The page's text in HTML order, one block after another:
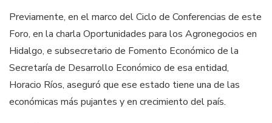
Previamente, en el marco del Ciclo de Conferencias de este
Foro, en la charla Oportunidades para los Agronegocios en
Hidalgo, e subsecretario de Fomento Económico de la
Secretaría de Desarrollo Económico de esa entidad,
Horacio Ríos, aseguró que ese estado tiene una de las
económicas más pujantes y en crecimiento del país.